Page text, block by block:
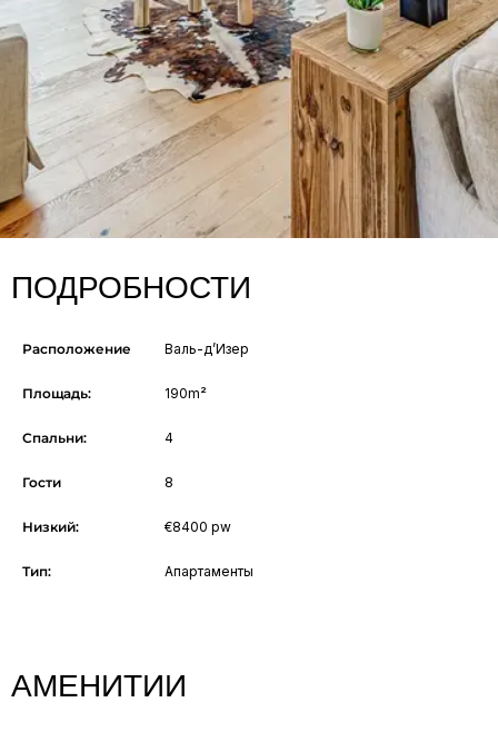
ПОДРОБНОСТИ
Расположение Валь-д’Изер
Площадь: 190m²
Спальни: 4
Гости 8
Низкий: €8400 pw
Тип: Апартаменты
АМЕНИТИИ